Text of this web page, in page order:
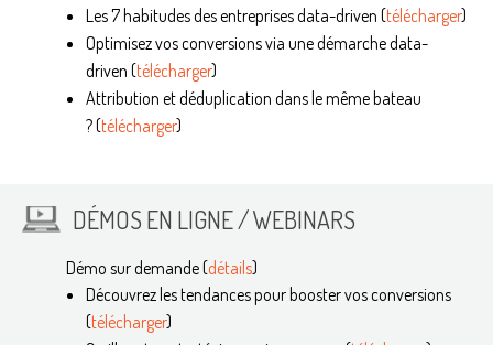
Les 7 habitudes des entreprises data-driven (télécharger)
Optimisez vos conversions via une démarche data-
driven (télécharger)
Attribution et déduplication dans le même bateau
? (télécharger)
DÉMOS EN LIGNE / WEBINARS
Démo sur demande (détails)
Découvrez les tendances pour booster vos conversions
(télécharger)